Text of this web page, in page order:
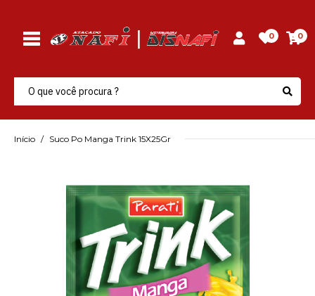
0 0
Início Suco Po Manga Trink 15X25Gr